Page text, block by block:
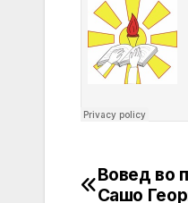
Post
Вовед во
Сашо